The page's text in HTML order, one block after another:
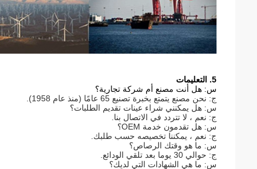
5. التعليمات
س: هل أنت مصنع أم شركة تجارية؟
ج: نحن مصنع يتمتع بخبرة تصنيع 65 عامًا (منذ عام 1958).
س: هل يمكنني شراء عينات تقديم الطلبات؟
ج: نعم ، لا تتردد في الاتصال بنا.
س: هل تقدمون خدمة OEM؟
ج: نعم ، يمكننا تخصيصه حسب طلبك.
س: ما هو وقتك الرصاص؟
ج: حوالي 30 يوما بعد تلقي الودائع.
س: ما هي الشهادات التي لديك؟